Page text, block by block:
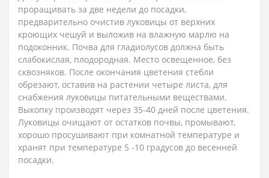
проращивать за две недели до посадки,
предварительно очистив луковицы от верхних
кроющих чешуй и выложив на влажную марлю на
подоконник. Почва для гладиолусов должна быть
слабокислая, плодородная. Место освещенное, без
сквозняков. После окончания цветения стебли
обрезают, оставив на растении четыре листа, для
снабжения луковицы питательными веществами.
Выкопку производят через 35-40 дней после цветения.
Луковицы очищают от остатков почвы, промывают,
хорошо просушивают при комнатной температуре и
хранят при температуре 5 -10 градусов до весенней
посадки.